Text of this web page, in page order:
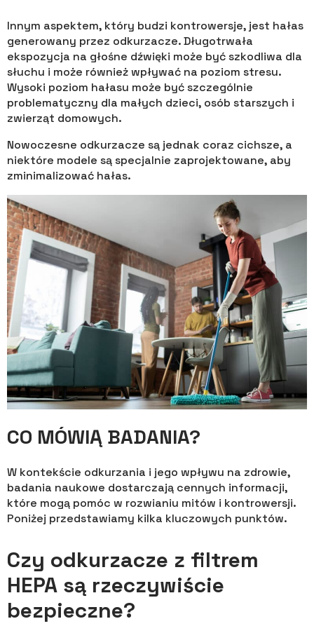
Innym aspektem, który budzi kontrowersje, jest hałas
generowany przez odkurzacze. Długotrwała
ekspozycja na głośne dźwięki może być szkodliwa dla
słuchu i może również wpływać na poziom stresu.
Wysoki poziom hałasu może być szczególnie
problematyczny dla małych dzieci, osób starszych i
zwierząt domowych.
Nowoczesne odkurzacze są jednak coraz cichsze, a
niektóre modele są specjalnie zaprojektowane, aby
zminimalizować hałas.
CO MÓWIĄ BADANIA?
W kontekście odkurzania i jego wpływu na zdrowie,
badania naukowe dostarczają cennych informacji,
które mogą pomóc w rozwianiu mitów i kontrowersji.
Poniżej przedstawiamy kilka kluczowych punktów.
Czy odkurzacze z filtrem
HEPA są rzeczywiście
bezpieczne?